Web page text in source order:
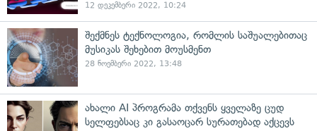
12 დეკემბერი 2022, 10:24
შექმნეს ტექნოლოგია, რომლის საშუალებითაც
მუსიკას შეხებით მოუსმენთ
28 ნოემბერი 2022, 13:48
ახალი AI პროგრამა თქვენს ყველაზე ცუდ
სელფებსაც კი გასაოცარ სურათებად აქცევს